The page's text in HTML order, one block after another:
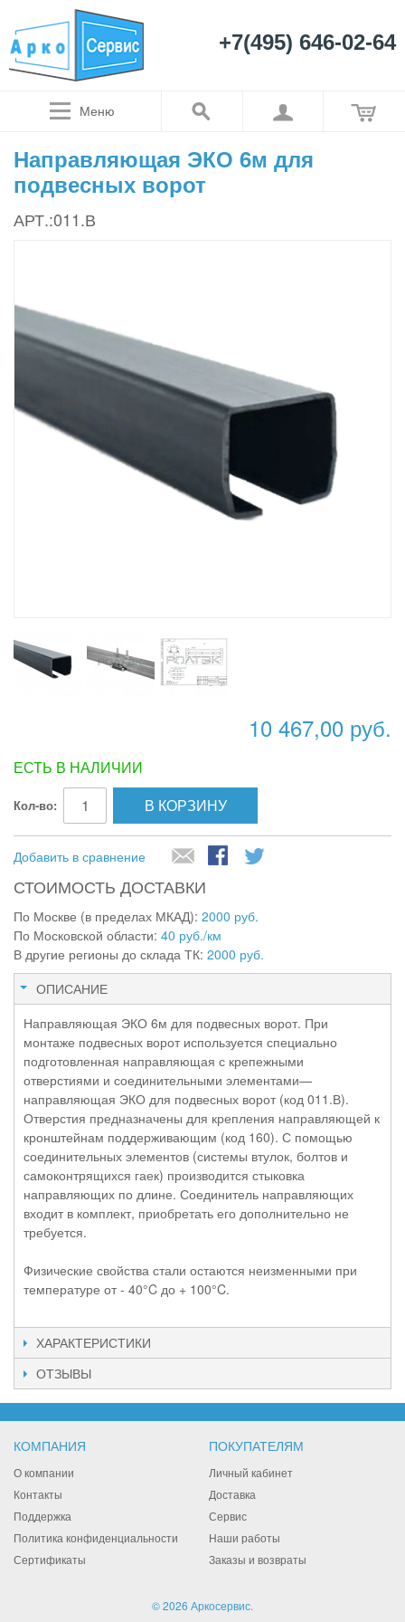
+7(495) 646-02-64
Меню
Направляющая ЭКО 6м для
подвесных ворот
АРТ.:011.В
10 467,00 руб.
ЕСТЬ В НАЛИЧИИ
Кол-во: В КОРЗИНУ
Добавить в сравнение
СТОИМОСТЬ ДОСТАВКИ
По Москве (в пределах МКАД): 2000 руб.
По Московской области: 40 руб./км
В другие регионы до склада ТК: 2000 руб.
ОПИСАНИЕ
Направляющая ЭКО 6м для подвесных ворот. При
монтаже подвесных ворот используется специально
подготовленная направляющая с крепежными
отверстиями и соединительными элементами—
направляющая ЭКО для подвесных ворот (код 011.В).
Отверстия предназначены для крепления направляющей к
кронштейнам поддерживающим (код 160). С помощью
соединительных элементов (системы втулок, болтов и
самоконтрящихся гаек) производится стыковка
направляющих по длине. Соединитель направляющих
входит в комплект, приобретать его дополнительно не
требуется.
Физические свойства стали остаются неизменными при
температуре от - 40°C до + 100°C.
ХАРАКТЕРИСТИКИ
ОТЗЫВЫ
КОМПАНИЯ
О компании
Контакты
Поддержка
Политика конфиденциальности
Сертификаты
ПОКУПАТЕЛЯМ
Личный кабинет
Доставка
Сервис
Наши работы
Заказы и возвраты
© 2026 Аркосервис.